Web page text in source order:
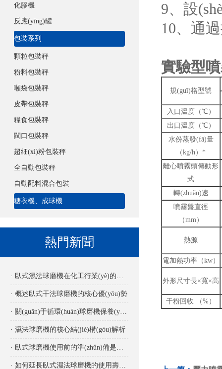
化膠機
反應(yīng)罐
包裝系列
顆粒包裝秤
粉料包裝秤
噸袋包裝秤
皮帶包裝秤
糧食包裝秤
閥口包裝秤
超細(xì)粉包裝秤
全自動包裝秤
自動配料混合包裝
糖衣機、成球機
熱門新聞
· 臥式濕法球磨機在化工行業(yè)的應(yīng)用
· 概述臥式干法球磨機的核心優(yōu)勢
· 關(guān)于循環(huán)球磨機保養(yǎng)要點詳解
· 濕法球磨機的核心結(jié)構(gòu)解析
· 臥式球磨機使用前的準(zhǔn)備是怎樣的？
· 如何延長臥式濕法球磨機的使用壽命？
9、設
10、通
實驗型
規(guī)格型號
入口溫度（℃）
出口溫度（℃）
水份蒸發(fā)量
（kg/h）*
離心噴霧頭傳動形
式
轉(zhuǎn)速
噴霧盤直徑
（mm）
熱源
電加熱功率（kw）
外形尺寸長×寬×高
干粉回收 （%）